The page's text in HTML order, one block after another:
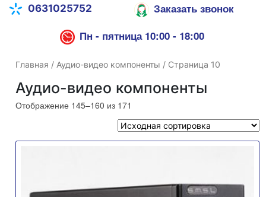
0631025752
Заказать звонок
Пн - пятница 10:00 - 18:00
Главная / Аудио-видео компоненты / Страница 10
Аудио-видео компоненты
Отображение 145–160 из 171